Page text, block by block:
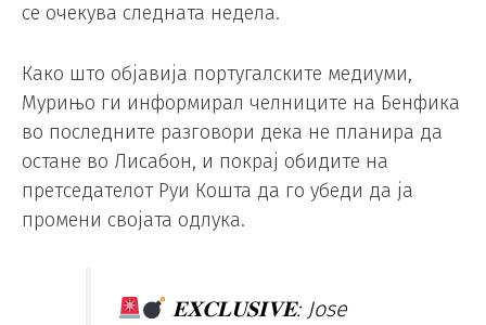
се очекува следната недела.
Како што објавија португалските медиуми,
Мурињо ги информирал челниците на Бенфика
во последните разговори дека не планира да
остане во Лисабон, и покрај обидите на
претседателот Руи Кошта да го убеди да ја
промени својата одлука.
𝐄𝐗𝐂𝐋𝐔𝐒𝐈𝐕𝐄: Jose